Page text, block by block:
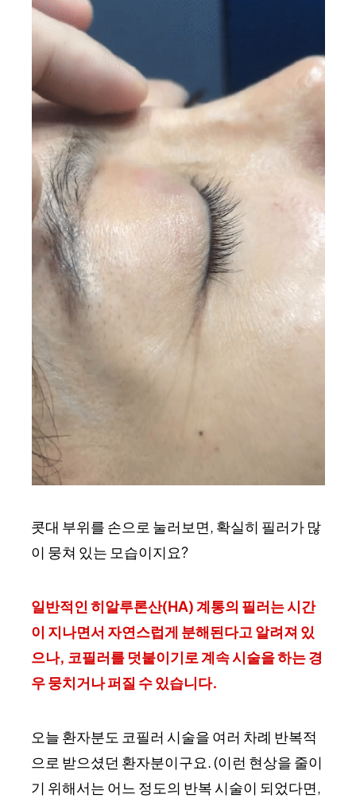
콧대 부위를 손으로 눌러보면, 확실히 필러가 많
이 뭉쳐 있는 모습이지요?
일반적인 히알루론산(HA) 계통의 필러는 시간
이 지나면서 자연스럽게 분해된다고 알려져 있
으나, 코필러를 덧붙이기로 계속 시술을 하는 경
우 뭉치거나 퍼질 수 있습니다.
오늘 환자분도 코필러 시술을 여러 차례 반복적
으로 받으셨던 환자분이구요. (이런 현상을 줄이
기 위해서는 어느 정도의 반복 시술이 되었다면,